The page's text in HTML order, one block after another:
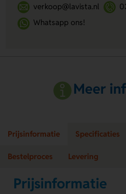
verkoop@lavista.nl
Whatsapp ons!
Meer
Prijsinformatie Specificaties
Bestelproces Levering
Prijsinformatie